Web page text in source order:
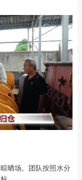
晒场。团队按照水分